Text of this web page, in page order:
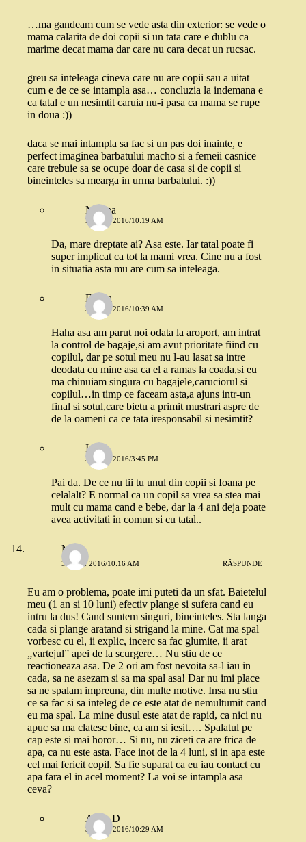
…ma gandeam cum se vede asta din exterior: se vede o
mama calarita de doi copii si un tata care e dublu ca
marime decat mama dar care nu cara decat un rucsac.
greu sa inteleaga cineva care nu are copii sau a uitat
cum e de ce se intampla asa… concluzia la indemana e
ca tatal e un nesimtit caruia nu-i pasa ca mama se rupe
in doua :))
daca se mai intampla sa fac si un pas doi inainte, e
perfect imaginea barbatului macho si a femeii casnice
care trebuie sa se ocupe doar de casa si de copii si
bineinteles sa mearga in urma barbatului. :))
Marina
31 MAI 2016/10:19 AM
Da, mare dreptate ai? Asa este. Iar tatal poate fi
super implicat ca tot la mami vrea. Cine nu a fost
in situatia asta mu are cum sa inteleaga.
Estera
31 MAI 2016/10:39 AM
Haha asa am parut noi odata la aroport, am intrat
la control de bagaje,si am avut prioritate fiind cu
copilul, dar pe sotul meu nu l-au lasat sa intre
deodata cu mine asa ca el a ramas la coada,si eu
ma chinuiam singura cu bagajele,caruciorul si
copilul…in timp ce faceam asta,a ajuns intr-un
final si sotul,care bietu a primit mustrari aspre de
de la oameni ca ce tata iresponsabil si nesimtit?
Ioana
31 MAI 2016/3:45 PM
Pai da. De ce nu tii tu unul din copii si Ioana pe
celalalt? E normal ca un copil sa vrea sa stea mai
mult cu mama cand e bebe, dar la 4 ani deja poate
avea activitati in comun si cu tatal..
Miky
31 MAI 2016/10:16 AM RĂSPUNDE
Eu am o problema, poate imi puteti da un sfat. Baietelul
meu (1 an si 10 luni) efectiv plange si sufera cand eu
intru la dus! Cand suntem singuri, bineinteles. Sta langa
cada si plange aratand si strigand la mine. Cat ma spal
vorbesc cu el, ii explic, incerc sa fac glumite, ii arat
„vartejul” apei de la scurgere… Nu stiu de ce
reactioneaza asa. De 2 ori am fost nevoita sa-l iau in
cada, sa ne asezam si sa ma spal asa! Dar nu imi place
sa ne spalam impreuna, din multe motive. Insa nu stiu
ce sa fac si sa inteleg de ce este atat de nemultumit cand
eu ma spal. La mine dusul este atat de rapid, ca nici nu
apuc sa ma clatesc bine, ca am si iesit…. Spalatul pe
cap este si mai horor… Si nu, nu ziceti ca are frica de
apa, ca nu este asta. Face inot de la 4 luni, si in apa este
cel mai fericit copil. Sa fie suparat ca eu iau contact cu
apa fara el in acel moment? La voi se intampla asa
ceva?
Alina D
31 MAI 2016/10:29 AM